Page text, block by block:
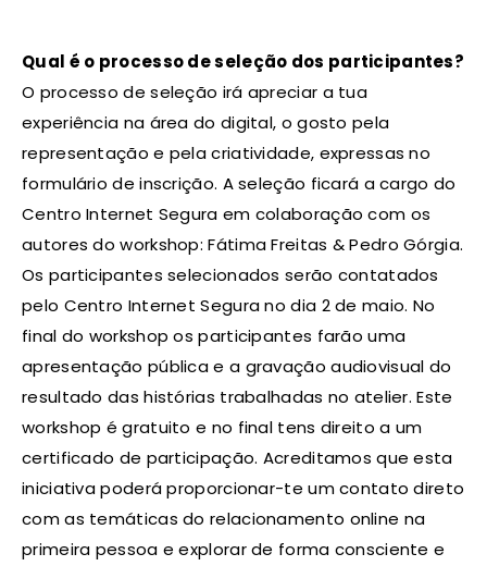
Qual é o processo de seleção dos participantes?
O processo de seleção irá apreciar a tua
experiência na área do digital, o gosto pela
representação e pela criatividade, expressas no
formulário de inscrição. A seleção ficará a cargo do
Centro Internet Segura em colaboração com os
autores do workshop: Fátima Freitas & Pedro Górgia.
Os participantes selecionados serão contatados
pelo Centro Internet Segura no dia 2 de maio. No
final do workshop os participantes farão uma
apresentação pública e a gravação audiovisual do
resultado das histórias trabalhadas no atelier. Este
workshop é gratuito e no final tens direito a um
certificado de participação. Acreditamos que esta
iniciativa poderá proporcionar-te um contato direto
com as temáticas do relacionamento online na
primeira pessoa e explorar de forma consciente e